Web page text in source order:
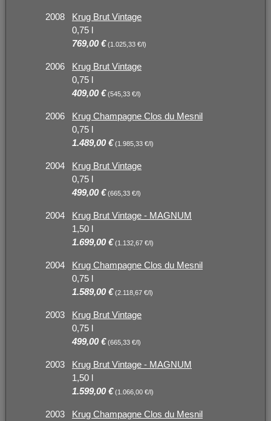
2008
Krug Brut Vintage
0,75 l
769,00 €(1.025,33 €/l)
2006
Krug Brut Vintage
0,75 l
409,00 €(545,33 €/l)
2006
Krug Champagne Clos du Mesnil
0,75 l
1.489,00 €(1.985,33 €/l)
2004
Krug Brut Vintage
0,75 l
499,00 €(665,33 €/l)
2004
Krug Brut Vintage - MAGNUM
1,50 l
1.699,00 €(1.132,67 €/l)
2004
Krug Champagne Clos du Mesnil
0,75 l
1.589,00 €(2.118,67 €/l)
2003
Krug Brut Vintage
0,75 l
499,00 €(665,33 €/l)
2003
Krug Brut Vintage - MAGNUM
1,50 l
1.599,00 €(1.066,00 €/l)
2003
Krug Champagne Clos du Mesnil